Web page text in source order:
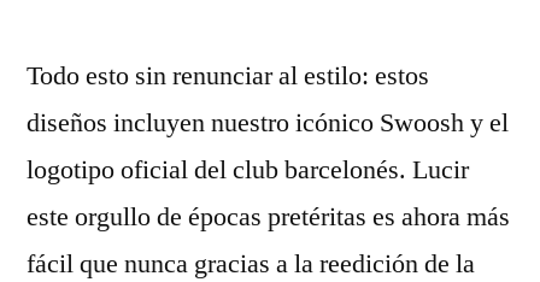
Todo esto sin renunciar al estilo: estos
diseños incluyen nuestro icónico Swoosh y el
logotipo oficial del club barcelonés. Lucir
este orgullo de épocas pretéritas es ahora más
fácil que nunca gracias a la reedición de la